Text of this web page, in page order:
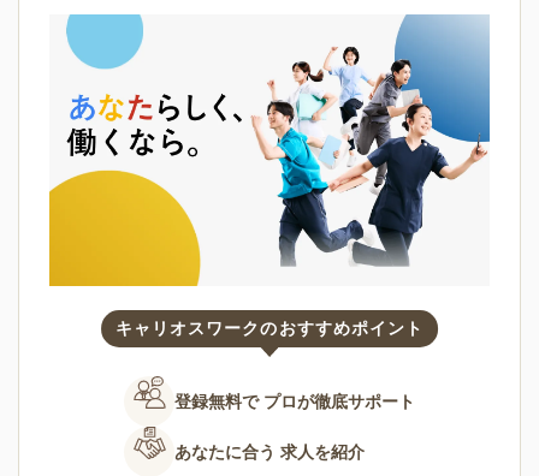
キャリオスワークのおすすめポイント
登録無料で プロが徹底サポート
あなたに合う 求人を紹介